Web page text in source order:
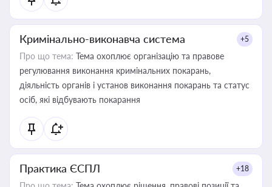
Кримінально-виконавча система +5
Про що тема: Тема охоплює організацію та правове
регулювання виконання кримінальних покарань,
діяльність органів і установ виконання покарань та статус
осіб, які відбувають покарання
Практика ЄСПЛ +18